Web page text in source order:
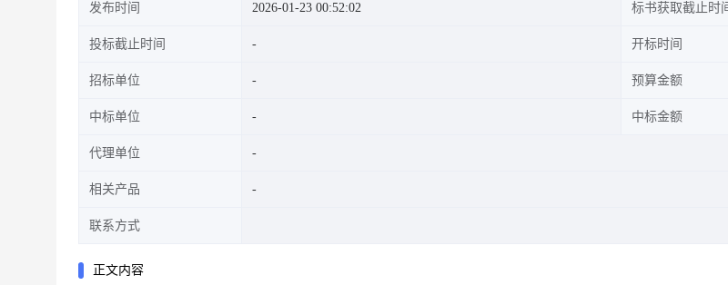
发布时间 2026-01-23 00:52:02 标书获取截止时
投标截止时间 开标时间
招标单位 预算金额
中标单位 中标金额
代理单位
相关产品
联系方式
正文内容